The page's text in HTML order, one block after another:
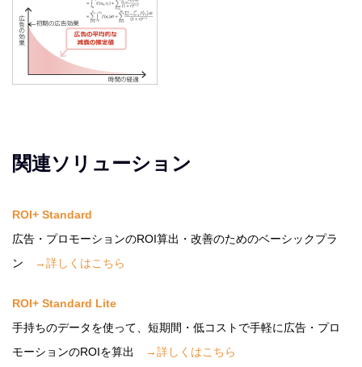
関連ソリューション
ROI+ Standard
広告・プロモーションのROI算出・改善のためのベーシックプラ
ン
→詳しくはこちら
ROI+ Standard Lite
手持ちのデータを使って、短期間・低コストで手軽に広告・プロ
モーションのROIを算出
→詳しくはこちら